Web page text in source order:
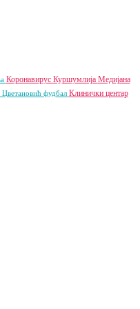
Коронавирус Куршумлија Медијана
Цветановић фудбал Клинички центар